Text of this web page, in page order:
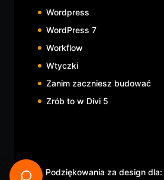
Wordpress
WordPress 7
Workflow
Wtyczki
Zanim zaczniesz budować
Zrób to w Divi 5
Podziękowania za design dla: